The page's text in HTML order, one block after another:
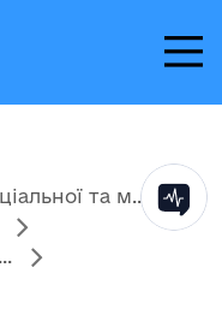
та м...